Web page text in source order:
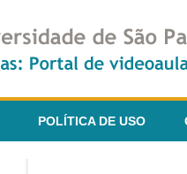
POLÍTICA DE USO